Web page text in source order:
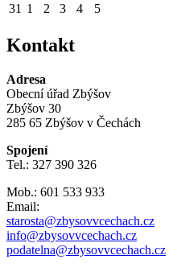
31 1 2 3 4 5
Kontakt
Adresa
Obecní úřad Zbýšov
Zbýšov 30
285 65 Zbýšov v Čechách
Spojení
Tel.: 327 390 326
Mob.: 601 533 933
Email:
starosta@zbysovvcechach.cz
info@zbysovvcechach.cz
podatelna@zbysovvcechach.cz